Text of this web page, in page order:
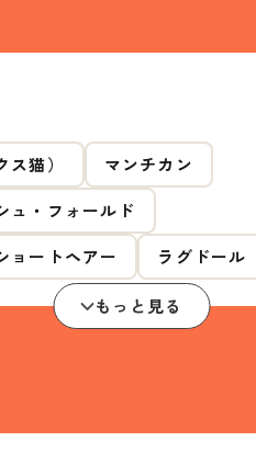
猫）
マンチカン
ュ・フォールド
ョートヘアー
ラグドール
もっと見る